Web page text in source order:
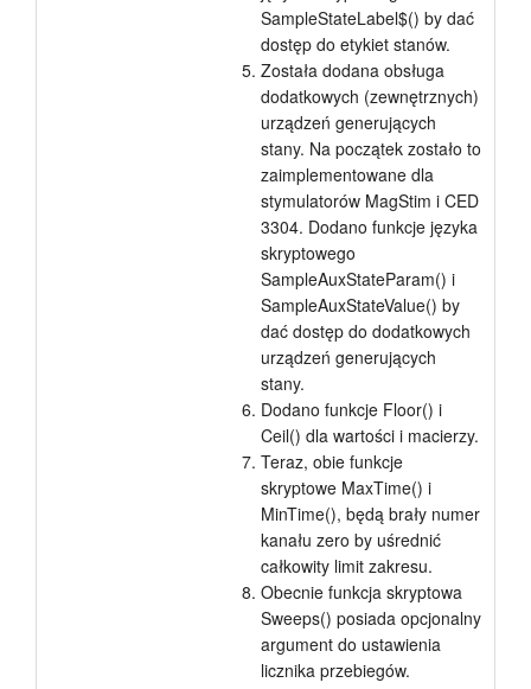
SampleStateLabel$() by dać
dostęp do etykiet stanów.
Została dodana obsługa
dodatkowych (zewnętrznych)
urządzeń generujących
stany. Na początek zostało to
zaimplementowane dla
stymulatorów MagStim i CED
3304. Dodano funkcje języka
skryptowego
SampleAuxStateParam() i
SampleAuxStateValue() by
dać dostęp do dodatkowych
urządzeń generujących
stany.
Dodano funkcje Floor() i
Ceil() dla wartości i macierzy.
Teraz, obie funkcje
skryptowe MaxTime() i
MinTime(), będą brały numer
kanału zero by uśrednić
całkowity limit zakresu.
Obecnie funkcja skryptowa
Sweeps() posiada opcjonalny
argument do ustawienia
licznika przebiegów.